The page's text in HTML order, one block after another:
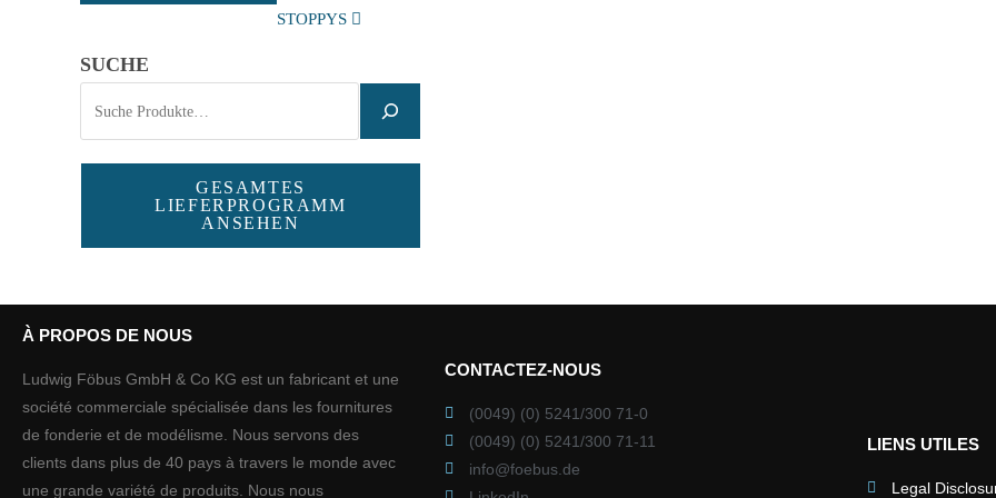
STOPPYS
SUCHE
GESAMTES
LIEFERPROGRAMM
ANSEHEN
À PROPOS DE NOUS
Ludwig Föbus GmbH & Co KG est un fabricant et une
société commerciale spécialisée dans les fournitures
de fonderie et de modélisme. Nous servons des
clients dans plus de 40 pays à travers le monde avec
une grande variété de produits. Nous nous
CONTACTEZ-NOUS
(0049) (0) 5241/300 71-0
(0049) (0) 5241/300 71-11
info@foebus.de
LIENS UTILES
Legal